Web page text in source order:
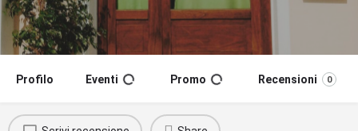
Profilo Eventi Promo Recensioni 0